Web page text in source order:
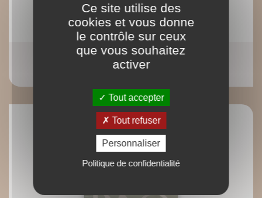
eBook : Les huiles essentielles par diffusion
Pascale Gélis Imbert
Ce site utilise des
cookies et vous donne
le contrôle sur ceux
que vous souhaitez
activer
Tout accepter
Tout refuser
Personnaliser
Politique de confidentialité